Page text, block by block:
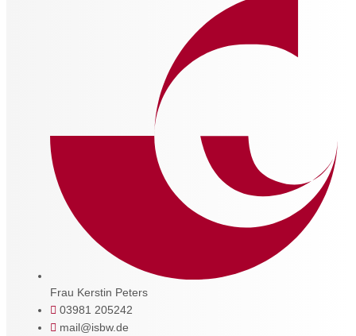
Frau Kerstin Peters
03981 205242
mail@isbw.de